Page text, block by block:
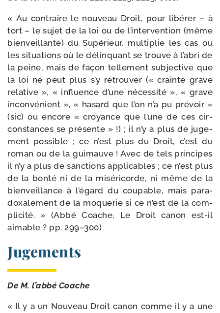
« Au contraire le nou­veau Droit, pour libé­rer – à
tort – le sujet de la loi ou de l’intervention (même
bien­veillante) du Supérieur, mul­ti­plie les cas ou
les situa­tions où le délin­quant se trouve à l’abri de
la peine, mais de façon tel­le­ment sub­jec­tive que
la loi ne peut plus s’y retrou­ver (« crainte grave
rela­tive », « influence d’une néces­si­té », « grave
incon­vé­nient », « hasard que l’on n’a pu pré­voir »
(sic) ou encore « croyance que l’une de ces cir­
cons­tances se pré­sente » !) ; il n’y a plus de juge­
ment pos­sible ; ce n’est plus du Droit, c’est du
roman ou de la gui­mauve ! Avec de tels prin­cipes
il n’y a plus de sanc­tions appli­cables ; ce n’est plus
de la bon­té ni de la misé­ri­corde, ni même de la
bien­veillance à l’égard du cou­pable, mais para­
doxa­le­ment de la moque­rie si ce n’est de la com­
pli­ci­té. » (Abbé Coache, Le Droit canon est-​il
aimable ? pp. 299–300)
Jugements
De M. l’abbé Coache
« Il y a un Nouveau Droit canon comme il y a une